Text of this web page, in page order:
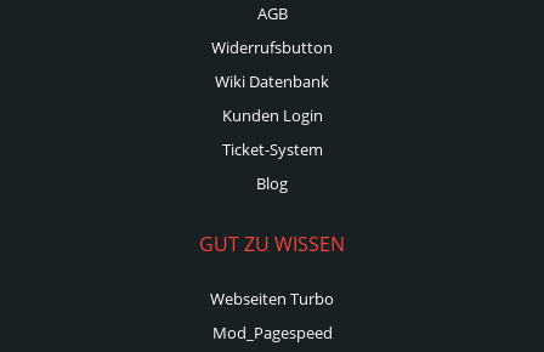
AGB
Widerrufsbutton
Wiki Datenbank
Kunden Login
Ticket-System
Blog
GUT ZU WISSEN
Webseiten Turbo
Mod_Pagespeed